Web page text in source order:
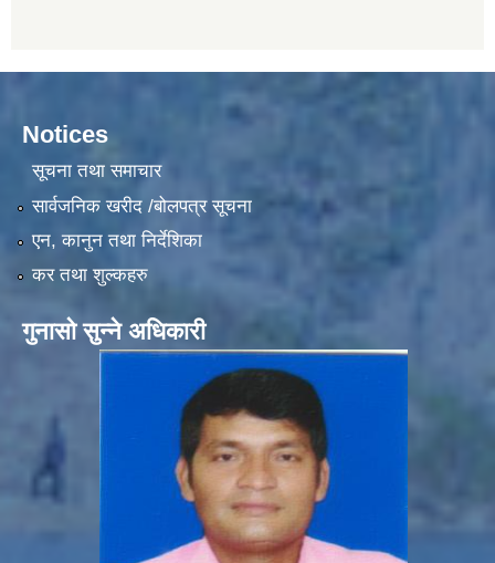
Notices
सूचना तथा समाचार
सार्वजनिक खरीद /बोलपत्र सूचना
एन, कानुन तथा निर्देशिका
कर तथा शुल्कहरु
गुनासो सुन्ने अधिकारी